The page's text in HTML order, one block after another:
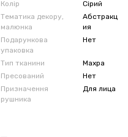
Колір
Сірий
Тематика декору,
малюнка
Абстракц
ия
Подарункова
упаковка
Нет
Тип тканини
Махра
Пресований
Нет
Призначення
рушника
Для лица